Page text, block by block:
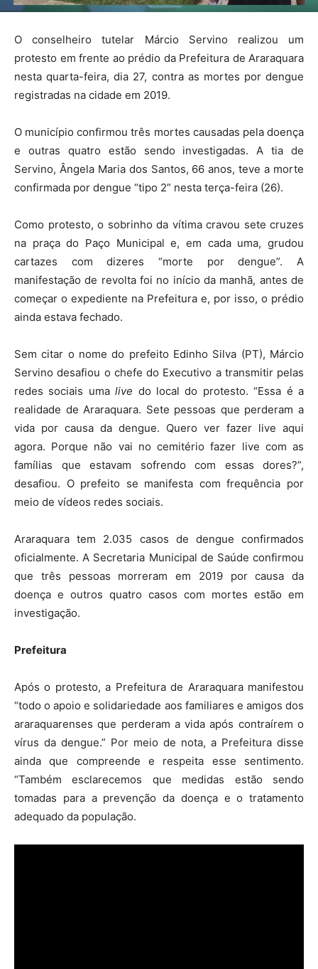
O conselheiro tutelar Márcio Servino realizou um
protesto em frente ao prédio da Prefeitura de Araraquara
nesta quarta-feira, dia 27, contra as mortes por dengue
registradas na cidade em 2019.
O município confirmou três mortes causadas pela doença
e outras quatro estão sendo investigadas. A tia de
Servino, Ângela Maria dos Santos, 66 anos, teve a morte
confirmada por dengue “tipo 2” nesta terça-feira (26).
Como protesto, o sobrinho da vítima cravou sete cruzes
na praça do Paço Municipal e, em cada uma, grudou
cartazes com dizeres “morte por dengue”. A
manifestação de revolta foi no início da manhã, antes de
começar o expediente na Prefeitura e, por isso, o prédio
ainda estava fechado.
Sem citar o nome do prefeito Edinho Silva (PT), Márcio
Servino desafiou o chefe do Executivo a transmitir pelas
redes sociais umalive do local do protesto. “Essa é a
realidade de Araraquara. Sete pessoas que perderam a
vida por causa da dengue. Quero ver fazer live aqui
agora. Porque não vai no cemitério fazer live com as
famílias que estavam sofrendo com essas dores?”,
desafiou. O prefeito se manifesta com frequência por
meio de vídeos redes sociais.
Araraquara tem 2.035 casos de dengue confirmados
oficialmente. A Secretaria Municipal de Saúde confirmou
que três pessoas morreram em 2019 por causa da
doença e outros quatro casos com mortes estão em
investigação.
Prefeitura
Após o protesto, a Prefeitura de Araraquara manifestou
“todo o apoio e solidariedade aos familiares e amigos dos
araraquarenses que perderam a vida após contraírem o
vírus da dengue.” Por meio de nota, a Prefeitura disse
ainda que compreende e respeita esse sentimento.
“Também esclarecemos que medidas estão sendo
tomadas para a prevenção da doença e o tratamento
adequado da população.